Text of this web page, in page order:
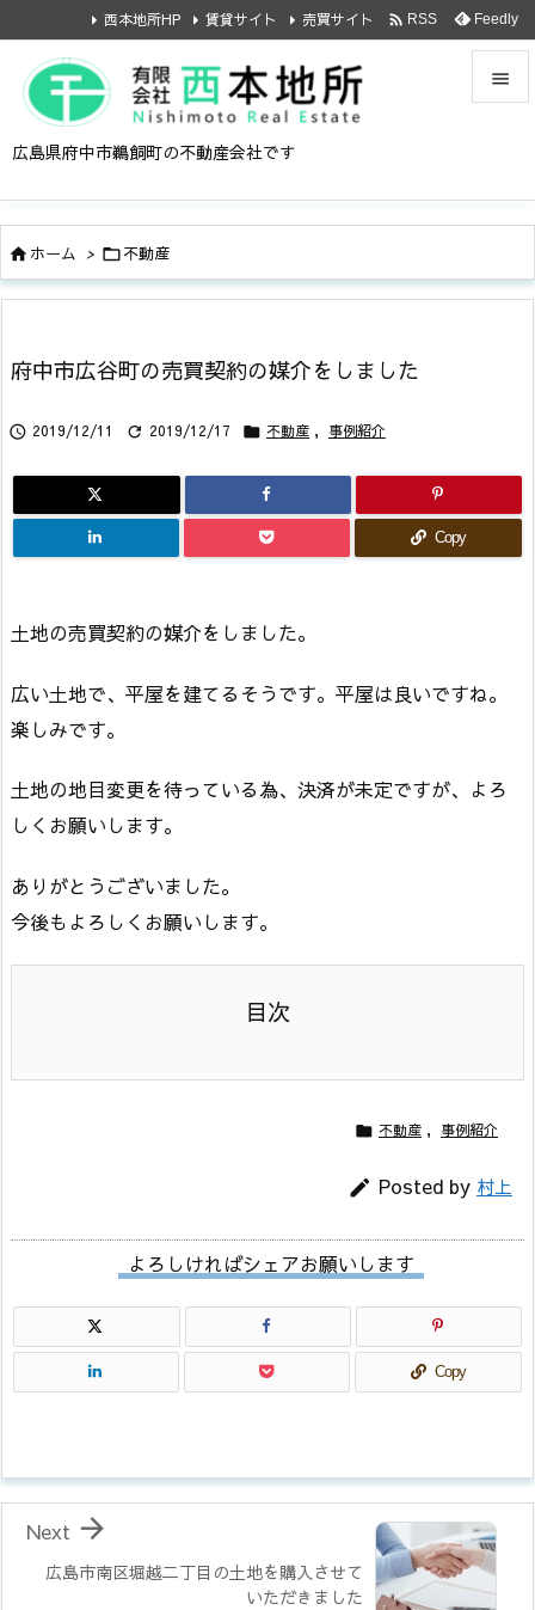
広島県府中市鵜飼町の不動産会社です


サイド
前へ
西本地所HP 賃貸サイト 売買サイト  RSS Feedly
ホーム > 不動産
府中市広谷町の売買契約の媒介をしました
 2019/12/11  2019/12/17  不動産 , 事例紹介
Copy
土地の売買契約の媒介をしました。
広い土地で、平屋を建てるそうです。平屋は良いですね。
楽しみです。
土地の地目変更を待っている為、決済が未定ですが、よろ
しくお願いします。
ありがとうございました。
今後もよろしくお願いします。
 不動産 , 事例紹介
 Posted by 村上
よろしければシェアお願いします
Copy
広島市南区堀越二丁目の土地を購入させて
いただきました

Next